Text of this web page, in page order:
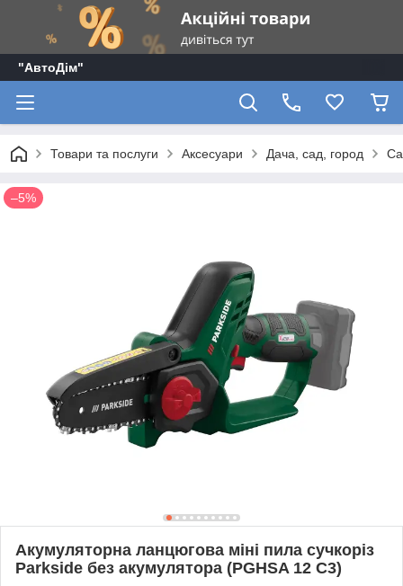
"АвтоДім"
Товари та послуги Аксесуари Дача, сад, город
–5%
Акумуляторна ланцюгова міні пила сучкоріз
Parkside без акумулятора (PGHSA 12 C3)